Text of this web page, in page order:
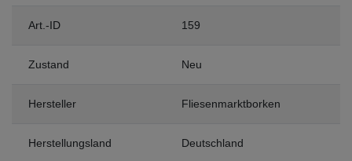
Art.-ID 159
Zustand Neu
Hersteller Fliesenmarktborken
Herstellungsland Deutschland